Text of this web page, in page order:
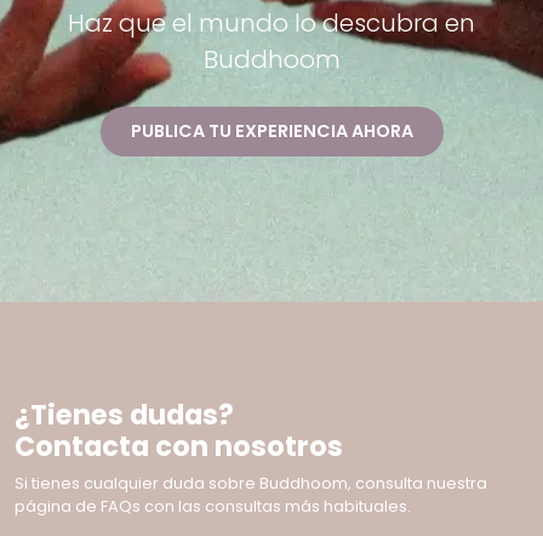
Haz que el mundo lo descubra en
Buddhoom
PUBLICA TU EXPERIENCIA AHORA
¿Tienes dudas?
Contacta con nosotros
Si tienes cualquier duda sobre Buddhoom, consulta nuestra
página de FAQs con las consultas más habituales.